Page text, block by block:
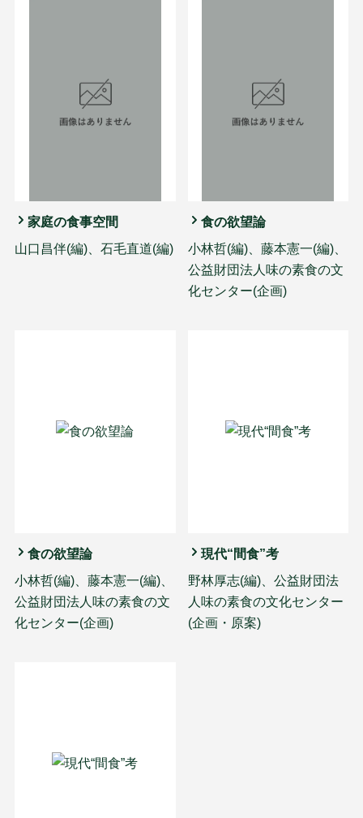
家庭の食事空間
山口昌伴(編)、石毛直道(編)
食の欲望論
小林哲(編)、藤本憲一(編)、
公益財団法人味の素食の文
化センター(企画)
食の欲望論
小林哲(編)、藤本憲一(編)、
公益財団法人味の素食の文
化センター(企画)
現代“間食”考
野林厚志(編)、公益財団法
人味の素食の文化センター
(企画・原案)